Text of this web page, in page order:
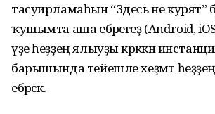
тасуирламаһын “Здесь не
ҡушымта аша ебәрегеҙ (Android,
үҙе һеҙҙең ялыуҙы кәрәккән
барышында тейешле хеҙмәт һеҙҙең
ебәрәсәк.